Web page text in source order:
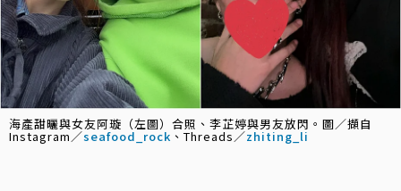
海產甜曬與女友阿璇（左圖）合照、李芷婷與男友放閃。圖／擷自
Instagram／seafood_rock 、Threads／zhiting_li